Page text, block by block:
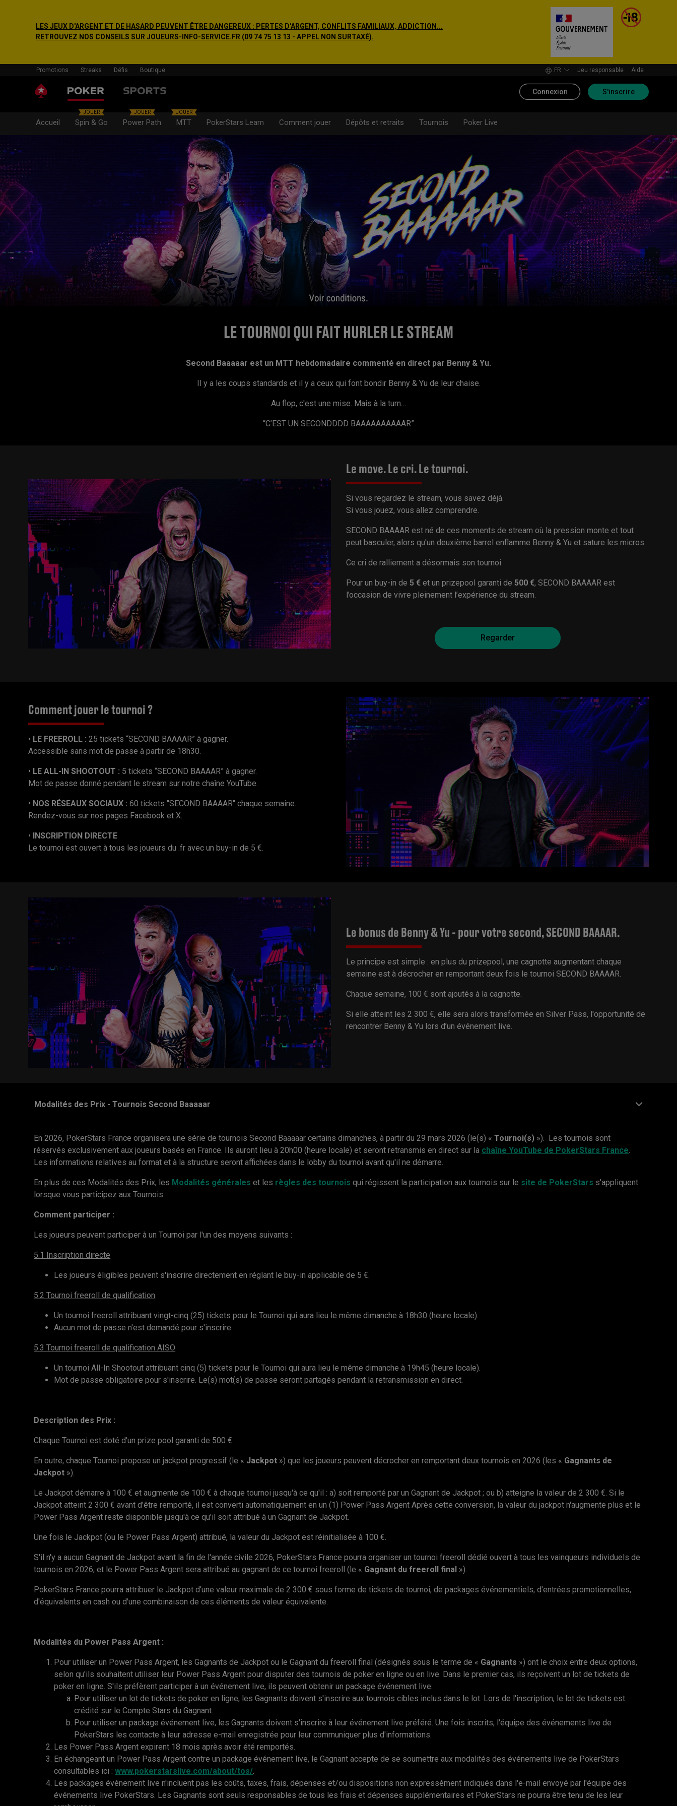
LES JEUX D'ARGENT ET DE HASARD PEUVENT ÊTRE DANGEREUX : PERTES D'ARGENT, CONFLITS FAMILIAUX, ADDICTION...
RETROUVEZ NOS CONSEILS SUR JOUEURS-INFO-SERVICE.FR (09 74 75 13 13 - APPEL NON SURTAXÉ).
Promotions Streaks Défis Boutique FR Jeu responsable Aide
Connexion S'inscrire
Accueil
JOUER
Spin & Go
JOUER
Power Path
JOUER
MTT PokerStars Learn Comment jouer Dépôts et retraits Tournois Poker Live
LE TOURNOI QUI FAIT HURLER LE STREAM
Second Baaaaar est un MTT hebdomadaire commenté en direct par Benny & Yu.
Il y a les coups standards et il y a ceux qui font bondir Benny & Yu de leur chaise.
Au flop, c'est une mise. Mais à la turn…
“C’EST UN SECONDDDD BAAAAAAAAAAR”
Le move. Le cri. Le tournoi.
Si vous regardez le stream, vous savez déjà.
Si vous jouez, vous allez comprendre.
SECOND BAAAAR est né de ces moments de stream où la pression monte et tout
peut basculer, alors qu'un deuxième barrel enflamme Benny & Yu et sature les micros.
Ce cri de ralliement a désormais son tournoi.
Pour un buy-in de 5 € et un prizepool garanti de 500 €, SECOND BAAAAR est
l’occasion de vivre pleinement l’expérience du stream.
Regarder
Comment jouer le tournoi ?
• LE FREEROLL : 25 tickets “SECOND BAAAAR” à gagner.
Accessible sans mot de passe à partir de 18h30.
• LE ALL-IN SHOOTOUT : 5 tickets “SECOND BAAAAR” à gagner.
Mot de passe donné pendant le stream sur notre chaîne YouTube.
• NOS RÉSEAUX SOCIAUX : 60 tickets "SECOND BAAAAR" chaque semaine.
Rendez-vous sur nos pages Facebook et X.
•
INSCRIPTION DIRECTE
Le tournoi est ouvert à tous les joueurs du .fr avec un buy-in de 5 €.
Le bonus de Benny & Yu - pour votre second, SECOND BAAAAR.
Le principe est simple : en plus du prizepool, une cagnotte augmentant chaque
semaine est à décrocher en remportant deux fois le tournoi SECOND BAAAAR.
Chaque semaine, 100 € sont ajoutés à la cagnotte.
Si elle atteint les 2 300 €, elle sera alors transformée en Silver Pass, l'opportunité de
rencontrer Benny & Yu lors d’un événement live.
Modalités des Prix - Tournois Second Baaaaar
En 2026, PokerStars France organisera une série de tournois Second Baaaaar certains dimanches, à partir du 29 mars 2026 (le(s) «Tournoi(s) »). Les tournois sont
réservés exclusivement aux joueurs basés en France. Ils auront lieu à 20h00 (heure locale) et seront retransmis en direct sur la chaîne YouTube de PokerStars France
Les informations relatives au format et à la structure seront affichées dans le lobby du tournoi avant qu'il ne démarre.
En plus de ces Modalités des Prix, les Modalités générales et les règles des tournois qui régissent la participation aux tournois sur le site de PokerStars s'appliquent
lorsque vous participez aux Tournois.
Comment participer :
Les joueurs peuvent participer à un Tournoi par l'un des moyens suivants :
5.1 Inscription directe
Les joueurs éligibles peuvent s'inscrire directement en réglant le buy-in applicable de 5 €.
5.2 Tournoi freeroll de qualification
Un tournoi freeroll attribuant vingt-cinq (25) tickets pour le Tournoi qui aura lieu le même dimanche à 18h30 (heure locale).
Aucun mot de passe n'est demandé pour s'inscrire.
5.3 Tournoi freeroll de qualification AISO
Un tournoi All-In Shootout attribuant cinq (5) tickets pour le Tournoi qui aura lieu le même dimanche à 19h45 (heure locale).
Mot de passe obligatoire pour s'inscrire. Le(s) mot(s) de passe seront partagés pendant la retransmission en direct.
Description des Prix :
Chaque Tournoi est doté d'un prize pool garanti de 500 €.
En outre, chaque Tournoi propose un jackpot progressif (le « Jackpot ») que les joueurs peuvent décrocher en remportant deux tournois en 2026 (les « Gagnants de
Jackpot »).
Le Jackpot démarre à 100 € et augmente de 100 € à chaque tournoi jusqu'à ce qu'il : a) soit remporté par un Gagnant de Jackpot ; ou b) atteigne la valeur de 2 300 €. Si le
Jackpot atteint 2 300 € avant d'être remporté, il est converti automatiquement en un (1) Power Pass Argent Après cette conversion, la valeur du jackpot n'augmente plus et le
Power Pass Argent reste disponible jusqu'à ce qu'il soit attribué à un Gagnant de Jackpot.
Une fois le Jackpot (ou le Power Pass Argent) attribué, la valeur du Jackpot est réinitialisée à 100 €.
S'il n'y a aucun Gagnant de Jackpot avant la fin de l'année civile 2026, PokerStars France pourra organiser un tournoi freeroll dédié ouvert à tous les vainqueurs individuels de
tournois en 2026, et le Power Pass Argent sera attribué au gagnant de ce tournoi freeroll (le « Gagnant du freeroll final »).
PokerStars France pourra attribuer le Jackpot d'une valeur maximale de 2 300 € sous forme de tickets de tournoi, de packages événementiels, d'entrées promotionnelles,
d'équivalents en cash ou d'une combinaison de ces éléments de valeur équivalente.
Modalités du Power Pass Argent :
Pour utiliser un Power Pass Argent, les Gagnants de Jackpot ou le Gagnant du freeroll final (désignés sous le terme de « Gagnants ») ont le choix entre deux options,
selon qu'ils souhaitent utiliser leur Power Pass Argent pour disputer des tournois de poker en ligne ou en live. Dans le premier cas, ils reçoivent un lot de tickets de
poker en ligne. S'ils préfèrent participer à un événement live, ils peuvent obtenir un package événement live.
Pour utiliser un lot de tickets de poker en ligne, les Gagnants doivent s'inscrire aux tournois cibles inclus dans le lot. Lors de l'inscription, le lot de tickets est
crédité sur le Compte Stars du Gagnant.
Pour utiliser un package événement live, les Gagnants doivent s'inscrire à leur événement live préféré. Une fois inscrits, l'équipe des événements live de
PokerStars les contacte à leur adresse e-mail enregistrée pour leur communiquer plus d'informations.
Les Power Pass Argent expirent 18 mois après avoir été remportés.
En échangeant un Power Pass Argent contre un package événement live, le Gagnant accepte de se soumettre aux modalités des événements live de PokerStars
consultables ici :www.pokerstarslive.com/about/tos/
Les packages événement live n'incluent pas les coûts, taxes, frais, dépenses et/ou dispositions non expressément indiqués dans l'e-mail envoyé par l'équipe des
événements live PokerStars. Les Gagnants sont seuls responsables de tous les frais et dépenses supplémentaires et PokerStars ne pourra être tenu de les leur